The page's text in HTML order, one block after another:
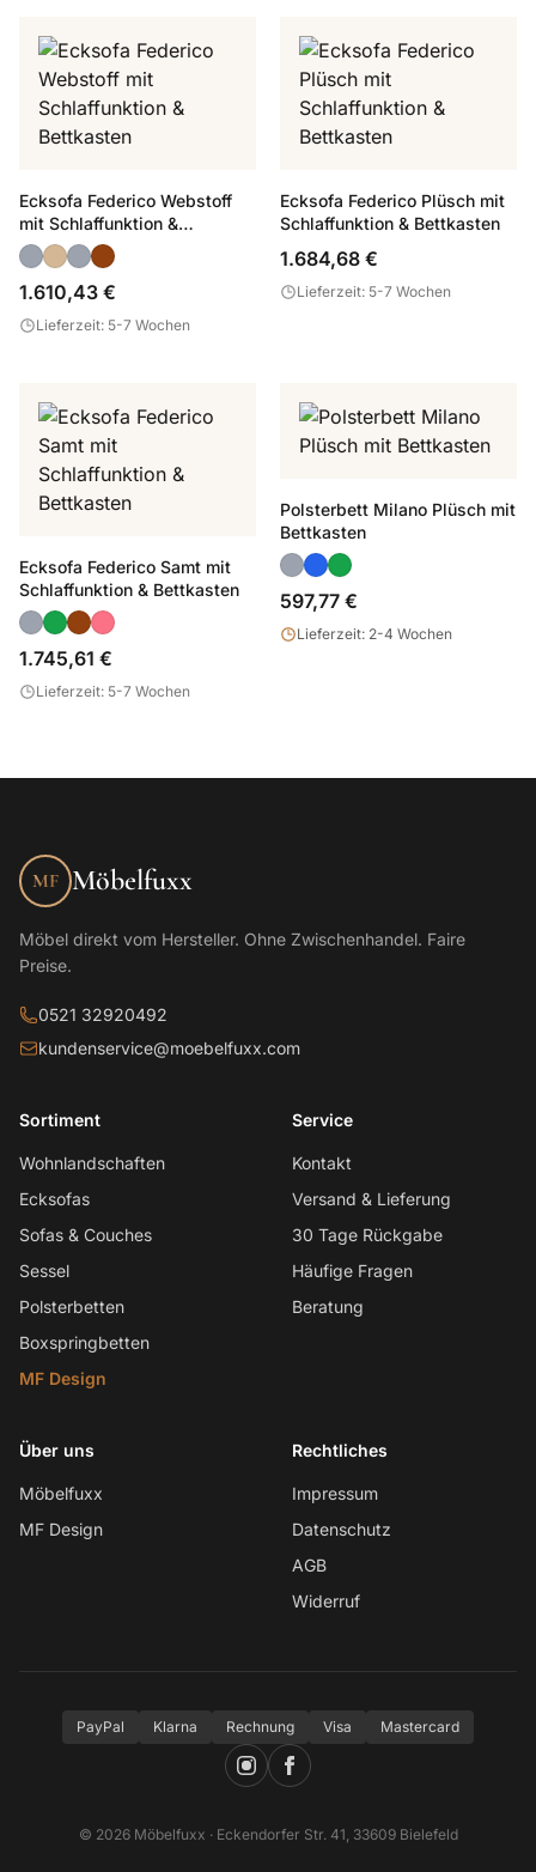
Ecksofa Federico Webstoff
mit Schlaffunktion &
Bettkasten
1.610,43 €
Lieferzeit: 5-7 Wochen
Ecksofa Federico Plüsch mit
Schlaffunktion & Bettkasten
1.684,68 €
Lieferzeit: 5-7 Wochen
Ecksofa Federico Samt mit
Schlaffunktion & Bettkasten
1.745,61 €
Lieferzeit: 5-7 Wochen
Polsterbett Milano Plüsch mit
Bettkasten
597,77 €
Lieferzeit: 2-4 Wochen
MF Möbelfuxx
Möbel direkt vom Hersteller. Ohne Zwischenhandel. Faire
Preise.
0521 32920492
kundenservice@moebelfuxx.com
Sortiment
Wohnlandschaften
Ecksofas
Sofas & Couches
Sessel
Polsterbetten
Boxspringbetten
MF Design
Service
Kontakt
Versand & Lieferung
30 Tage Rückgabe
Häufige Fragen
Beratung
Über uns
Möbelfuxx
MF Design
Rechtliches
Impressum
Datenschutz
AGB
Widerruf
PayPal Klarna Rechnung Visa Mastercard
© 2026 Möbelfuxx · Eckendorfer Str. 41, 33609 Bielefeld